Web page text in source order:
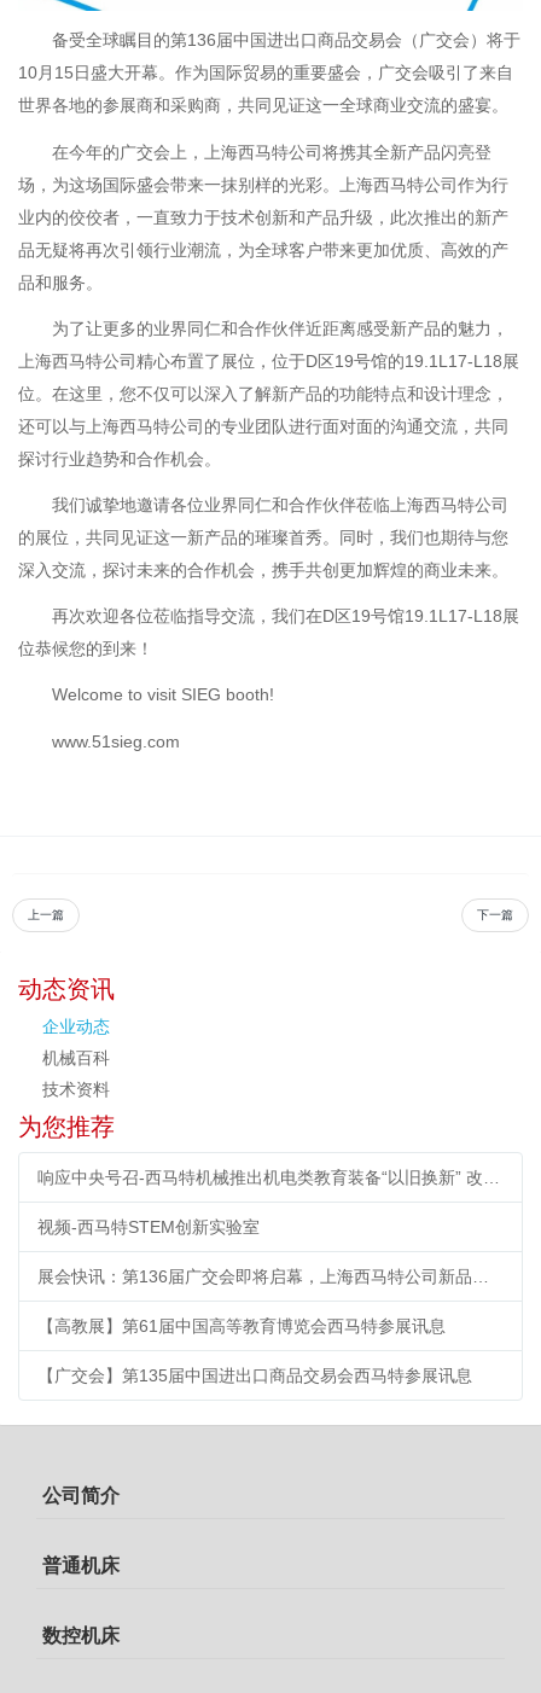
备受全球瞩目的第136届中国进出口商品交易会（广交会）将于
10月15日盛大开幕。作为国际贸易的重要盛会，广交会吸引了来自
世界各地的参展商和采购商，共同见证这一全球商业交流的盛宴。
在今年的广交会上，上海西马特公司将携其全新产品闪亮登
场，为这场国际盛会带来一抹别样的光彩。上海西马特公司作为行
业内的佼佼者，一直致力于技术创新和产品升级，此次推出的新产
品无疑将再次引领行业潮流，为全球客户带来更加优质、高效的产
品和服务。
为了让更多的业界同仁和合作伙伴近距离感受新产品的魅力，
上海西马特公司精心布置了展位，位于D区19号馆的19.1L17-L18展
位。在这里，您不仅可以深入了解新产品的功能特点和设计理念，
还可以与上海西马特公司的专业团队进行面对面的沟通交流，共同
探讨行业趋势和合作机会。
我们诚挚地邀请各位业界同仁和合作伙伴莅临上海西马特公司
的展位，共同见证这一新产品的璀璨首秀。同时，我们也期待与您
深入交流，探讨未来的合作机会，携手共创更加辉煌的商业未来。
再次欢迎各位莅临指导交流，我们在D区19号馆19.1L17-L18展
位恭候您的到来！
Welcome to visit SIEG booth!
www.51sieg.com
上一篇 下一篇
动态资讯
企业动态
机械百科
技术资料
为您推荐
视频-西马特STEM创新实验室
【高教展】第61届中国高等教育博览会西马特参展讯息
【广交会】第135届中国进出口商品交易会西马特参展讯息
公司简介
普通机床
数控机床